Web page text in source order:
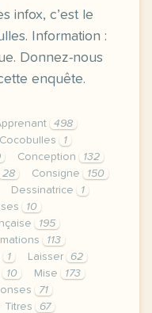
infox, c’est le
Information :
Donnez-nous
enquête.
498
Cocobulles
1
Conception
132
28 Consigne
150
Dessinatrice
1
10
195
113
1 Laisser
62
10 Mise
173
71
Titres 67